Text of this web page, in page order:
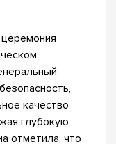
качество
глубокую
отметила, что